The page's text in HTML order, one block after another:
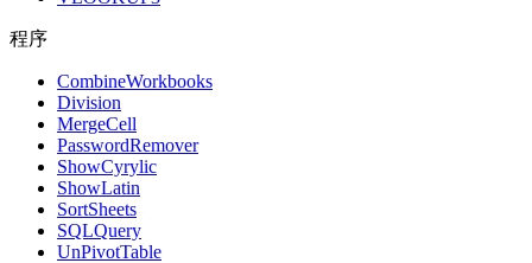
程序
CombineWorkbooks
Division
MergeCell
PasswordRemover
ShowCyrylic
ShowLatin
SortSheets
SQLQuery
UnPivotTable